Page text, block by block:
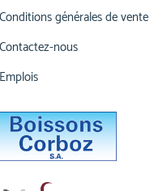
Conditions générales de vente
Contactez-nous
Emplois